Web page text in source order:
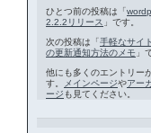
ひとつ前の投稿は「
2.2.2リリース 」です。
次の投稿は「手軽なサイ
の更新通知方法のメモ 」
他にも多くのエントリー
す。
メインページやアー
ージ も見てください。